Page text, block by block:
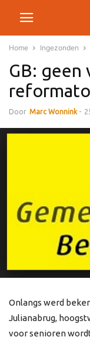
Home Ingezonden
GB:
Door Marc Wonnink -
Onlangs werd
Julianabrug,
voor senioren